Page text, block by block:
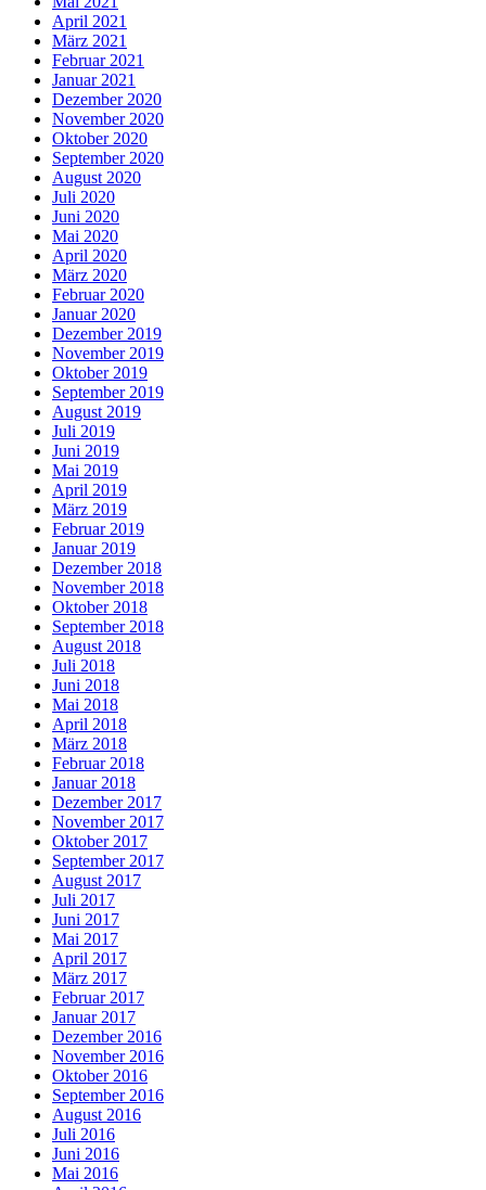
April 2021
März 2021
Februar 2021
Januar 2021
Dezember 2020
November 2020
Oktober 2020
September 2020
August 2020
Juli 2020
Juni 2020
Mai 2020
April 2020
März 2020
Februar 2020
Januar 2020
Dezember 2019
November 2019
Oktober 2019
September 2019
August 2019
Juli 2019
Juni 2019
Mai 2019
April 2019
März 2019
Februar 2019
Januar 2019
Dezember 2018
November 2018
Oktober 2018
September 2018
August 2018
Juli 2018
Juni 2018
Mai 2018
April 2018
März 2018
Februar 2018
Januar 2018
Dezember 2017
November 2017
Oktober 2017
September 2017
August 2017
Juli 2017
Juni 2017
Mai 2017
April 2017
März 2017
Februar 2017
Januar 2017
Dezember 2016
November 2016
Oktober 2016
September 2016
August 2016
Juli 2016
Juni 2016
Mai 2016